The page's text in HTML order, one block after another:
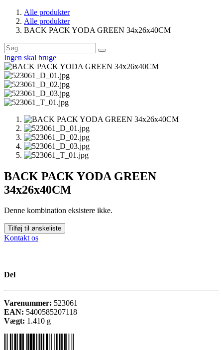
Alle produkter
Alle produkter
BACK PACK YODA GREEN 34x26x40CM
Ingen skal bruge
BACK PACK YODA GREEN
34x26x40CM
Denne kombination eksistere ikke.
Tilføj til ønskeliste
Kontakt os
Del
Varenummer: 523061
EAN: 5400585207118
Vægt: 1.410 g